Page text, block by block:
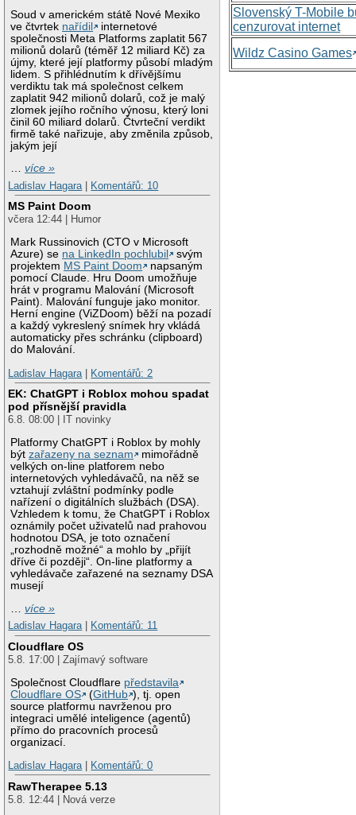
Soud v americkém státě Nové Mexiko
ve čtvrtek nařídil
internetové
společnosti Meta Platforms zaplatit 567
milionů dolarů (téměř 12 miliard Kč) za
újmy, které její platformy působí mladým
lidem. S přihlédnutím k dřívějšímu
verdiktu tak má společnost celkem
zaplatit 942 milionů dolarů, což je malý
zlomek jejího ročního výnosu, který loni
činil 60 miliard dolarů. Čtvrteční verdikt
firmě také nařizuje, aby změnila způsob,
jakým její
…více »
Ladislav Hagara
Komentářů: 10
MS Paint Doom
včera 12:44 | Humor
Mark Russinovich (CTO v Microsoft
Azure) se na LinkedIn pochlubil
svým
projektem MS Paint Doom
napsaným
pomocí Claude. Hru Doom umožňuje
hrát v programu Malování (Microsoft
Paint). Malování funguje jako monitor.
Herní engine (ViZDoom) běží na pozadí
a každý vykreslený snímek hry vkládá
automaticky přes schránku (clipboard)
do Malování.
Ladislav Hagara
Komentářů: 2
EK: ChatGPT i Roblox mohou spadat
pod přísnější pravidla
6.8. 08:00 | IT novinky
Platformy ChatGPT i Roblox by mohly
býtzařazeny na seznam
mimořádně
velkých on-line platforem nebo
internetových vyhledávačů, na něž se
vztahují zvláštní podmínky podle
nařízení o digitálních službách (DSA).
Vzhledem k tomu, že ChatGPT i Roblox
oznámily počet uživatelů nad prahovou
hodnotou DSA, je toto označení
„rozhodně možné“ a mohlo by „přijít
dříve či později“. On-line platformy a
vyhledávače zařazené na seznamy DSA
musejí
…více »
Ladislav Hagara| Komentářů: 11
Cloudflare OS
5.8. 17:00 | Zajímavý software
Společnost Cloudflare představila
Cloudflare OS
(GitHub ), tj. open
source platformu navrženou pro
integraci umělé inteligence (agentů)
přímo do pracovních procesů
organizací.
Ladislav Hagara| Komentářů: 0
RawTherapee 5.13
5.8. 12:44 | Nová verze
Slovenský T-Mobile
cenzurovat internet
Wildz Casino Games